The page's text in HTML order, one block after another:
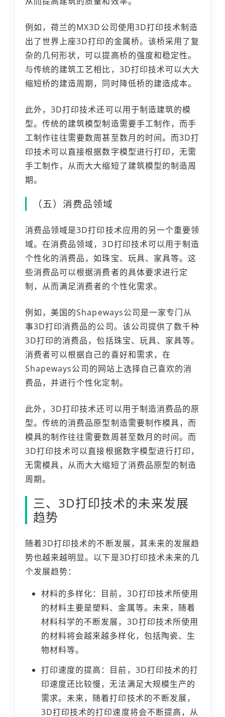
例如，荷兰的MX3D公司使用3D打印技术制造
出了世界上座3D打印的金属桥。该桥采用了复
杂的几何形状，可以提高桥的强度和稳定性。
与传统的建筑工艺相比，3D打印技术可以大大
缩短桥的建造周期，同时降低桥的建造成本。
此外，3D打印技术还可以用于制造建筑的模
型。传统的建筑模型制造需要手工制作，而手
工制作往往需要数周甚至数月的时间。而3D打
印技术可以直接根据数字模型进行打印，无需
手工制作，从而大大缩短了建筑模型的制造周
期。
（五）消费品领域
消费品领域是3D打印技术应用的另一个重要领
域。在消费品领域，3D打印技术可以用于制造
个性化的消费品，如珠宝、玩具、家具等。这
些消费品可以根据消费者的具体要求进行定
制，从而满足消费者的个性化需求。
例如，美国的Shapeways公司是一家专门从
事3D打印消费品的公司。该公司提供了数千种
3D打印的消费品，包括珠宝、玩具、家具等。
消费者可以根据自己的喜好和需求，在
Shapeways公司的网站上选择自己喜欢的消
费品，并进行个性化定制。
此外，3D打印技术还可以用于制造消费品的原
型。传统的消费品原型制造需要制作模具，而
模具的制作往往需要数周甚至数月的时间。而
3D打印技术可以直接根据数字模型进行打印，
无需模具，从而大大缩短了消费品原型的制造
周期。
三、3D打印技术的未来发展
趋势
随着3D打印技术的不断发展，其未来的发展趋
势也越来越明显。以下是3D打印技术未来的几
个发展趋势：
材料的多样化：目前，3D打印技术所使用
的材料主要是塑料、金属等。未来，随着
材料科学的不断发展，3D打印技术所使用
的材料将会越来越多样化，包括陶瓷、生
物材料等。
打印速度的提高：目前，3D打印技术的打
印速度还比较慢，无法满足大规模生产的
需求。未来，随着打印技术的不断发展，
3D打印技术的打印速度将会不断提高，从